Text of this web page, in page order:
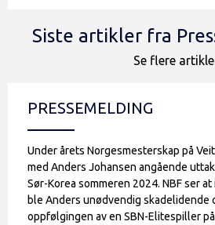
Siste artikler fra
Se flere
PRESSEMELDING
Under årets Norgesmesterskap på
med Anders Johansen angående
Sør-Korea sommeren 2024. NBF ser
ble Anders unødvendig skadelidende
oppfølgingen av en SBN-Elitespiller